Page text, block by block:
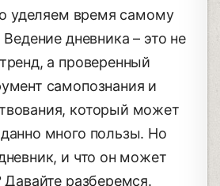
уделяем время самому
дневника – это не
а проверенный
самопознания и
который может
много пользы. Но
и что он может
разберемся.